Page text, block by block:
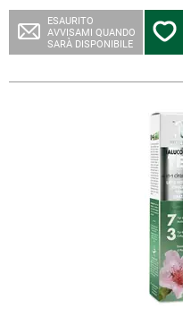
ESAURITO
AVVISAMI QUANDO
SARÀ DISPONIBILE